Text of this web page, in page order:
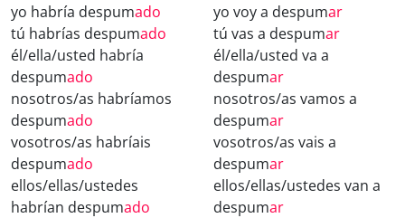
yo habría despumado
tú habrías despumado
él/ella/usted habría
despumado
nosotros/as habríamos
despumado
vosotros/as habríais
despumado
ellos/ellas/ustedes
habrían despumado
yo voy a despumar
tú vas a despumar
él/ella/usted va a
despumar
nosotros/as vamos a
despumar
vosotros/as vais a
despumar
ellos/ellas/ustedes van a
despumar